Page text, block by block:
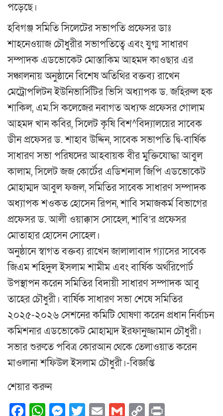
পড়েছে।
হবিগঞ্জ সমিতি সিলেটের সভাপতি প্রফেসর ডাঃ
শাহনেওয়াজ চৌধুরীর সভাপতিত্বে এবং যুগ্ম সাধারণ
সম্পাদক এডভোকেট মোস্তাকিম আহমদ কাওছার এর
সঞ্চালনায় অনুষ্ঠানে বিশেষ অতিথির বক্তব্য রাখেন
মেট্রোপলিটন ইউনিভার্সিটির ভিসি অধ্যাপক ড. জহিরুল হক
শাকিল, এম.সি কলেজের নবাগত অধ্যক্ষ প্রফেসর গোলাম
আহমদ খান কবির, সিলেট কৃষি বিশ^বিদ্যালয়ের সাবেক
ডীন প্রফেসর ড. শাহাব উদ্দিন, সাবেক সভাপতি দ্বি-বার্ষিক
সাধারণ সভা পরিষদের আহবায়ক বীর মুক্তিযোদ্ধা আবুল
কালাম, সিলেট জজ কোর্টের এডিশনাল জিপি এডভোকেট
মোহাম্মদ আবুল ফজল, সমিতির সাবেক সাধারণ সম্পাদক
অধ্যাপক শওকত হোসেন রিপন, শাবি সমাজকর্ম বিভাগের
প্রফেসর ড. আলী ওয়াক্কাস সোহেল, শাবি’র প্রফেসর
মোতাহার হোসেন সোহেল।
অনুষ্ঠানে স্বাগত বক্তব্য রাখেন জালালাবাদ গ্যাসের সাবেক
জিএম শহিদুল ইসলাম শামীম এবং বার্ষিক অর্থরিপোর্ট
উপস্থাপন করেন সমিতির বিদায়ী সাধারণ সম্পাদক আবু
তাহের চৌধুরী। বার্ষিক সাধারণ সভা শেষে সমিতির
২০২৫-২০২৬ সেশনের কমিটি ঘোষণা করেন প্রধান নির্বাচন
কমিশনার এডভোকেট মোহাম্মদ ইরফানুজ্জামান চৌধুরী।
সভার শুরুতে পবিত্র কোরআন থেকে তেলাওয়াত করেন
মাওলানা শফিউল ইসলাম চৌধুরী।-বিজ্ঞপ্তি
শেয়ার করুন
Facebook
WhatsApp
Messenger
Twitter
EmailGmail
Copy